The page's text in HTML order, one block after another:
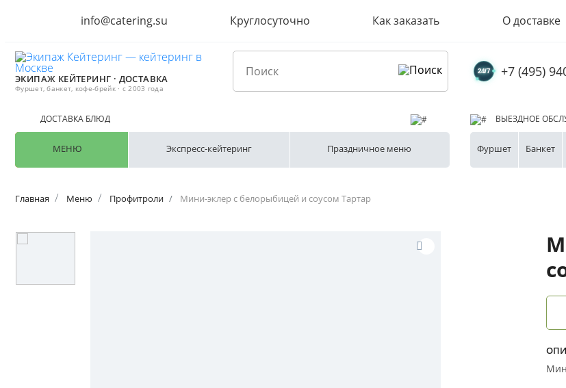
info@catering.su Круглосуточно Как заказать О доставке
ЭКИПАЖ КЕЙТЕРИНГ · ДОСТАВКА
Фуршет, банкет, кофе-брейк · с 2003 года
+7 (495)
ДОСТАВКА БЛЮД
МЕНЮ Экспресс-кейтеринг Праздничное меню
ВЫЕЗДНОЕ
Фуршет Банкет
Главная Меню Профитроли Мини-эклер с белорыбицей и соусом Тартар